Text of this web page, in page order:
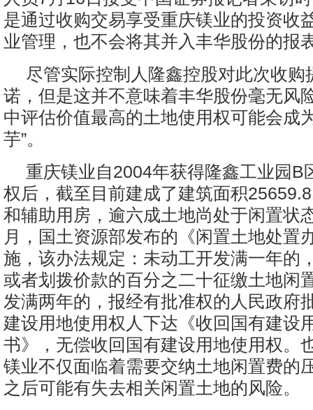
是通过收购交易享受重庆镁业的投资收
业管理，也不会将其并入丰华股份的报
尽管实际控制人隆鑫控股对此次收购
诺，但是这并不意味着丰华股份毫无风
中评估价值最高的土地使用权可能会成
芋”。
重庆镁业自2004年获得隆鑫工业园B
权后，截至目前建成了建筑面积
和辅助用房，逾六成土地尚处于闲置状
月，国土资源部发布的《闲置土地处置
施，该办法规定：未动工开发满一年的
或者划拨价款的百分之二十征缴土地闲
发满两年的，报经有批准权的人民政府
建设用地使用权人下达《收回国有建设
书》，无偿收回国有建设用地使用权。
镁业不仅面临着需要交纳土地闲置费的
之后可能有失去相关闲置土地的风险。